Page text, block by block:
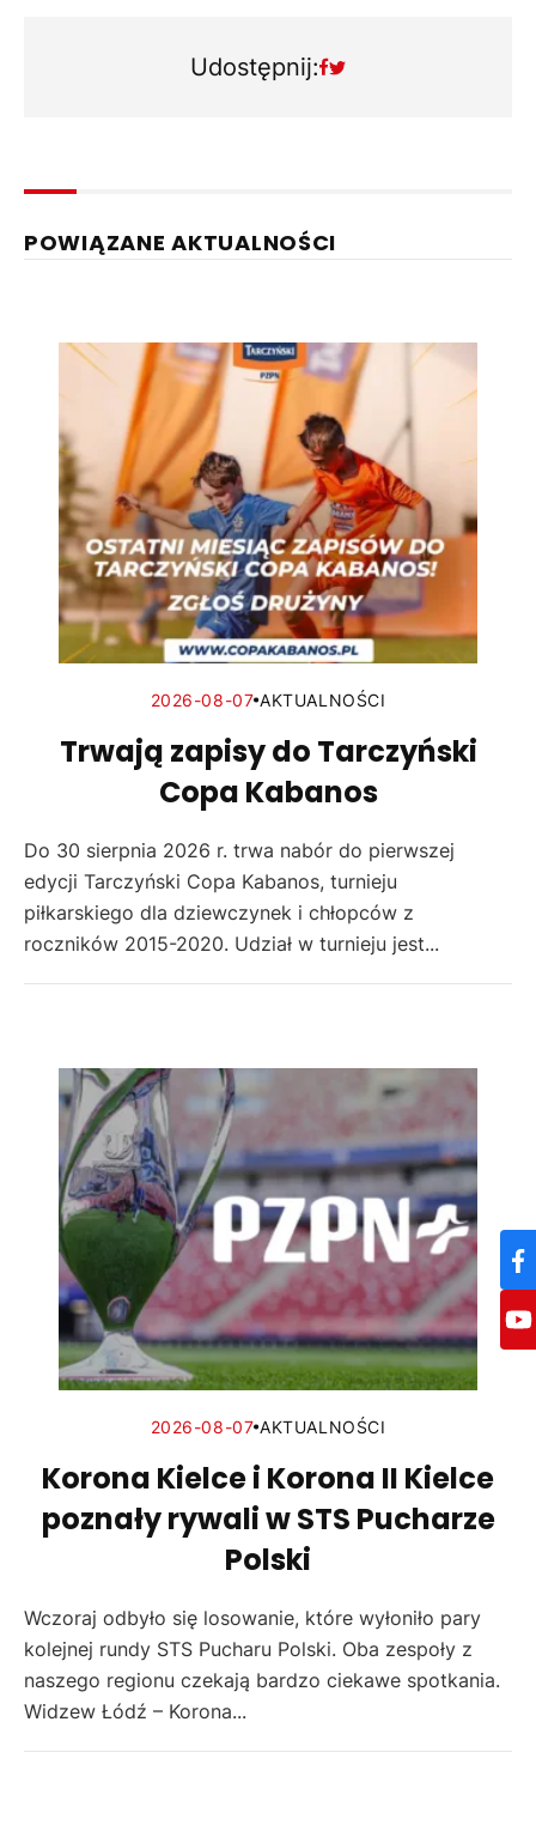
Udostępnij:
POWIĄZANE AKTUALNOŚCI
2026-08-07 AKTUALNOŚCI
Trwają zapisy do Tarczyński
Copa Kabanos
Do 30 sierpnia 2026 r. trwa nabór do pierwszej
edycji Tarczyński Copa Kabanos, turnieju
piłkarskiego dla dziewczynek i chłopców z
roczników 2015-2020. Udział w turnieju jest...
2026-08-07 AKTUALNOŚCI
Korona Kielce i Korona II Kielce
poznały rywali w STS Pucharze
Polski
Wczoraj odbyło się losowanie, które wyłoniło pary
kolejnej rundy STS Pucharu Polski. Oba zespoły z
naszego regionu czekają bardzo ciekawe spotkania.
Widzew Łódź – Korona...